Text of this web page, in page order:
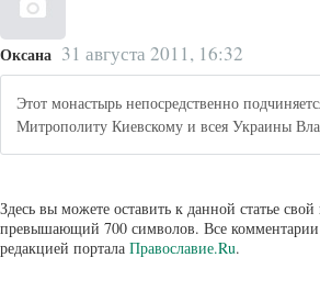
Оксана 31 августа 2011, 16:32
Этот монастырь непосредственно
Митрополиту Киевскому и всея Украины
Здесь вы можете оставить к данной статье
превышающий 700 символов. Все комментарии
редакцией портала Православие.Ru.